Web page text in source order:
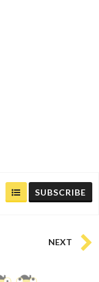
SUBSCRIBE
NEXT